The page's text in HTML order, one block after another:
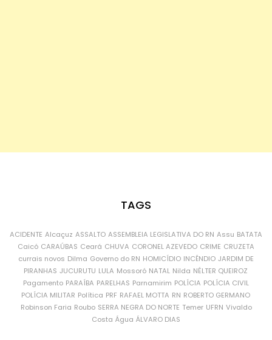
TAGS
ACIDENTE Alcaçuz ASSALTO ASSEMBLEIA LEGISLATIVA DO RN Assu BATATA
Caicó CARAÚBAS Ceará CHUVA CORONEL AZEVEDO CRIME CRUZETA
currais novos Dilma Governo do RN HOMICÍDIO INCÊNDIO JARDIM DE
PIRANHAS JUCURUTU LULA Mossoró NATAL Nilda NÉLTER QUEIROZ
Pagamento PARAÍBA PARELHAS Parnamirim POLÍCIA POLÍCIA CIVIL
POLÍCIA MILITAR Política PRF RAFAEL MOTTA RN ROBERTO GERMANO
Robinson Faria Roubo SERRA NEGRA DO NORTE Temer UFRN Vivaldo
Costa Água ÁLVARO DIAS